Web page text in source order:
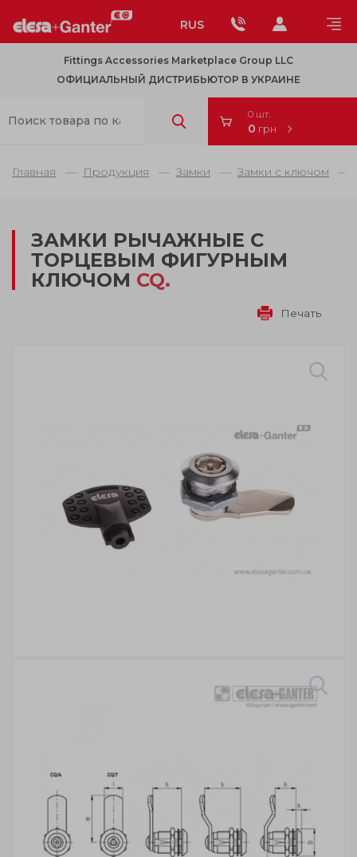
RUS
Fittings Accessories Marketplace Group LLC
ОФИЦИАЛЬНЫЙ ДИСТРИБЬЮТОР В УКРАИНЕ
0 шт.
0 грн
Главная Продукция Замки Замки с ключом
ЗАМКИ РЫЧАЖНЫЕ С
ТОРЦЕВЫМ ФИГУРНЫМ
КЛЮЧОМ CQ.
Печать